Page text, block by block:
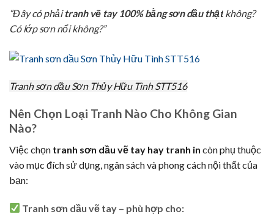
“Đây có phảitranh vẽ tay 100% bằng sơn dầu thật không?
Có lớp sơn nổi không?”
Tranh sơn dầu Sơn Thủy Hữu Tình STT516
Nên Chọn Loại Tranh Nào Cho Không Gian
Nào?
Việc chọn tranh sơn dầu vẽ tay hay tranh in còn phụ thuộc
vào mục đích sử dụng, ngân sách và phong cách nội thất của
bạn:
Tranh sơn dầu vẽ tay – phù hợp cho: